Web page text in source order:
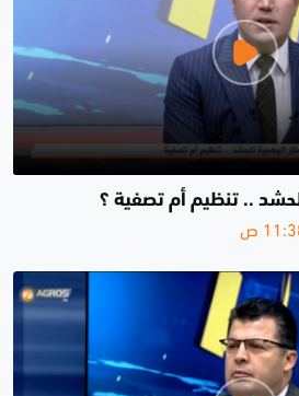
.. تنظيم أم تصفية ؟